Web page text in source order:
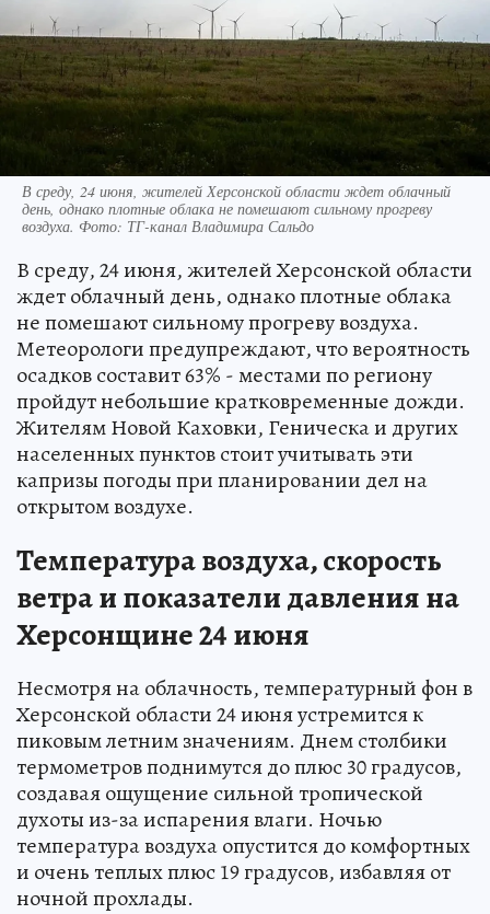
В среду, 24 июня, жителей Херсонской области ждет облачный
день, однако плотные облака не помешают сильному прогреву
воздуха. Фото: ТГ-канал Владимира Сальдо
В среду, 24 июня, жителей Херсонской области
ждет облачный день, однако плотные облака
не помешают сильному прогреву воздуха.
Метеорологи предупреждают, что вероятность
осадков составит 63% - местами по региону
пройдут небольшие кратковременные дожди.
Жителям Новой Каховки, Геническа и других
населенных пунктов стоит учитывать эти
капризы погоды при планировании дел на
открытом воздухе.
Температура воздуха, скорость
ветра и показатели давления на
Херсонщине 24 июня
Несмотря на облачность, температурный фон в
Херсонской области 24 июня устремится к
пиковым летним значениям. Днем столбики
термометров поднимутся до плюс 30 градусов,
создавая ощущение сильной тропической
духоты из-за испарения влаги. Ночью
температура воздуха опустится до комфортных
и очень теплых плюс 19 градусов, избавляя от
ночной прохлады.